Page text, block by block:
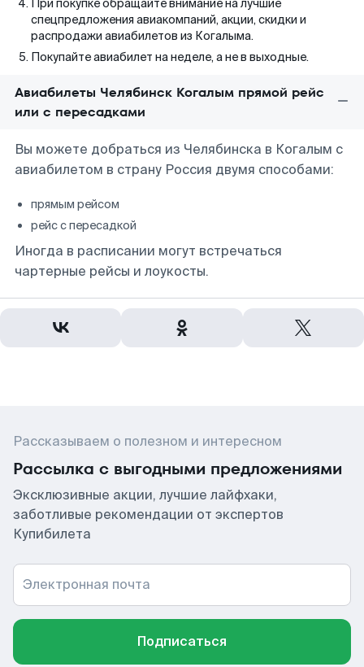
При покупке обращайте внимание на лучшие
спецпредложения авиакомпаний, акции, скидки и
распродажи авиабилетов из Когалыма.
Покупайте авиабилет на неделе, а не в выходные.
Авиабилеты Челябинск Когалым прямой рейс
или с пересадками
Вы можете добраться из Челябинска в Когалым с
авиабилетом в страну Россия двумя способами:
прямым рейсом
рейс с пересадкой
Иногда в расписании могут встречаться
чартерные рейсы и лоукосты.
Рассказываем о полезном и интересном
Рассылка с выгодными предложениями
Эксклюзивные акции, лучшие лайфхаки,
заботливые рекомендации от экспертов
Купибилета
Электронная почта
Подписаться